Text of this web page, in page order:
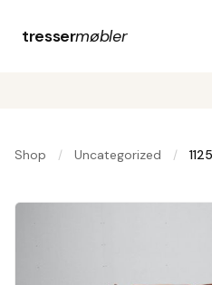
tressermøbler
Shop / Uncategorized /